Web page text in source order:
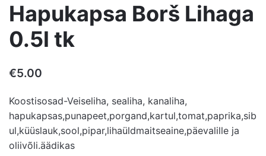
Hapukapsa Borš Lihaga
0.5l tk
€5.00
Koostisosad-Veiseliha, sealiha, kanaliha,
hapukapsas,punapeet,porgand,kartul,tomat,paprika,sib
ul,küüslauk,sool,pipar,lihaüldmaitseaine,päevalille ja
oliivõli.äädikas